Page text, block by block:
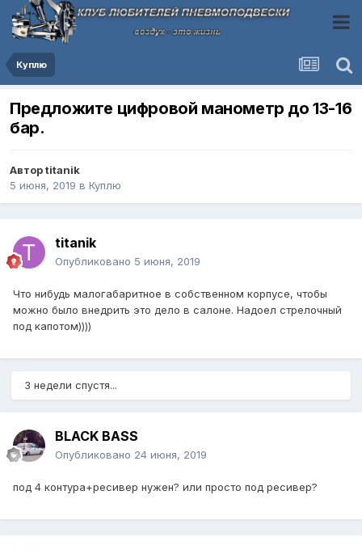
Куплю
Предложите цифровой манометр до 13-16
бар.
Авторtitanik
5 июня, 2019 в Куплю
titanik
Опубликовано 5 июня, 2019
Что нибудь малогабаритное в собственном корпусе, чтобы
можно было внедрить это дело в салоне. Надоел стрелочный
под капотом))))
3 недели спустя...
BLACK BASS
Опубликовано 24 июня, 2019
под 4 контура+ресивер нужен? или просто под ресивер?